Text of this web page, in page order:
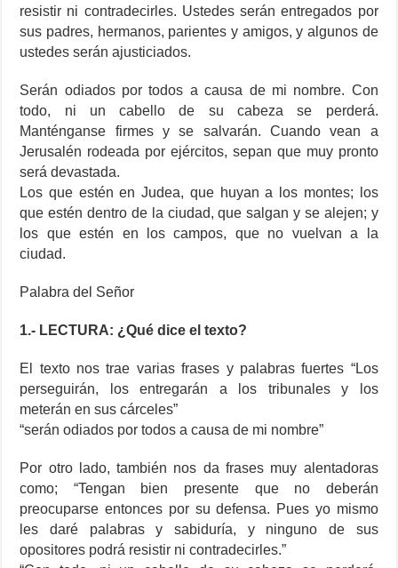
resistir ni contradecirles. Ustedes serán entregados por
sus padres, hermanos, parientes y amigos, y algunos de
ustedes serán ajusticiados.
Serán odiados por todos a causa de mi nombre. Con
todo, ni un cabello de su cabeza se perderá.
Manténganse firmes y se salvarán. Cuando vean a
Jerusalén rodeada por ejércitos, sepan que muy pronto
será devastada.
Los que estén en Judea, que huyan a los montes; los
que estén dentro de la ciudad, que salgan y se alejen; y
los que estén en los campos, que no vuelvan a la
ciudad.
Palabra del Señor
1.- LECTURA: ¿Qué dice el texto?
El texto nos trae varias frases y palabras fuertes “Los
perseguirán, los entregarán a los tribunales y los
meterán en sus cárceles”
“serán odiados por todos a causa de mi nombre”
Por otro lado, también nos da frases muy alentadoras
como; “Tengan bien presente que no deberán
preocuparse entonces por su defensa. Pues yo mismo
les daré palabras y sabiduría, y ninguno de sus
opositores podrá resistir ni contradecirles.”